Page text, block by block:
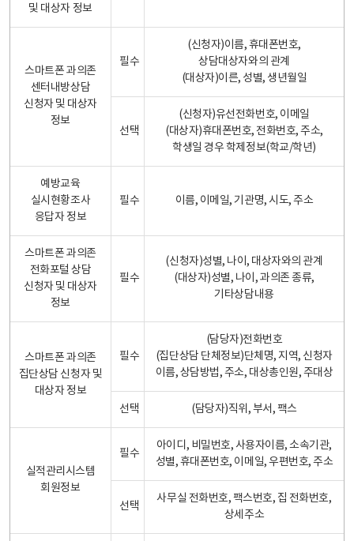
및 대상자 정보
스마트폰 과의존
센터내방상담
신청자 및 대상자
정보
필수
(신청자)이름, 휴대폰번호,
상담대상자와의 관계
(대상자)이른, 성별, 생년월일
선택
(신청자)유선전화번호, 이메일
(대상자)휴대폰번호, 전화번호, 주소,
학생일 경우 학제정보(학교/학년)
예방교육
실시현황조사
응답자 정보
필수 이름, 이메일, 기관명, 시도, 주소
스마트폰 과의존
전화포털 상담
신청자 및 대상자
정보
필수
(신청자)성별, 나이, 대상자와의 관계
(대상자)성별, 나이, 과의존 종류,
기타상담내용
스마트폰 과의존
집단상담 신청자 및
대상자 정보
필수
(담당자)전화번호
(집단상담 단체정보)단체명, 지역, 신청자
이름, 상담방법, 주소, 대상총인원, 주대상
선택 (담당자)직위, 부서, 팩스
실적관리시스템
회원정보
필수
아이디, 비밀번호, 사용자이름, 소속기관,
성별, 휴대폰번호, 이메일, 우편번호, 주소
선택
사무실 전화번호, 팩스번호, 집 전화번호,
상세주소